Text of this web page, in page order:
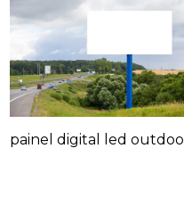
painel digital led